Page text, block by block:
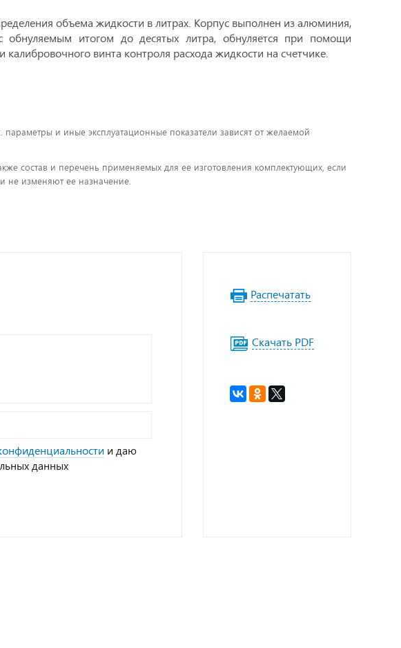
объема жидкости в литрах. Корпус выполнен из алюминия,
итогом до десятых литра, обнуляется при помощи
винта контроля расхода жидкости на счетчике.
параметры и иные эксплуатационные показатели зависят от желаемой
состав и перечень применяемых для ее изготовления комплектующих, если
не изменяют ее назначение.
и даю
данных
Распечатать
Скачать PDF